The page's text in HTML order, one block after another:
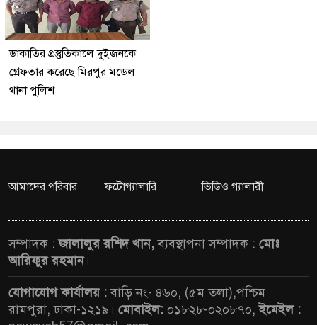
ডাকাতির প্রস্তুতিকালে দুইজনকে
গ্রেফতার করেছে মিরপুর মডেল
থানা পুলিশ
আমাদের পরিবার ফটোগ্যালারি ভিডিও গ্যালারী
সম্পাদক :জালালুর রশিদ খান,ব্যবস্থাপনা সম্পাদক : মোঃ
আরিফুর রহমান।
যোগাযোগ কার্যালয় :বাড়ি নং- ৪৬০, (৫ম তলা),পশ্চিম
রামপুরা, ঢাকা-১২১৯। মোবাইল: ০১৮২৮-০২০৮৭০,ইমেইল :